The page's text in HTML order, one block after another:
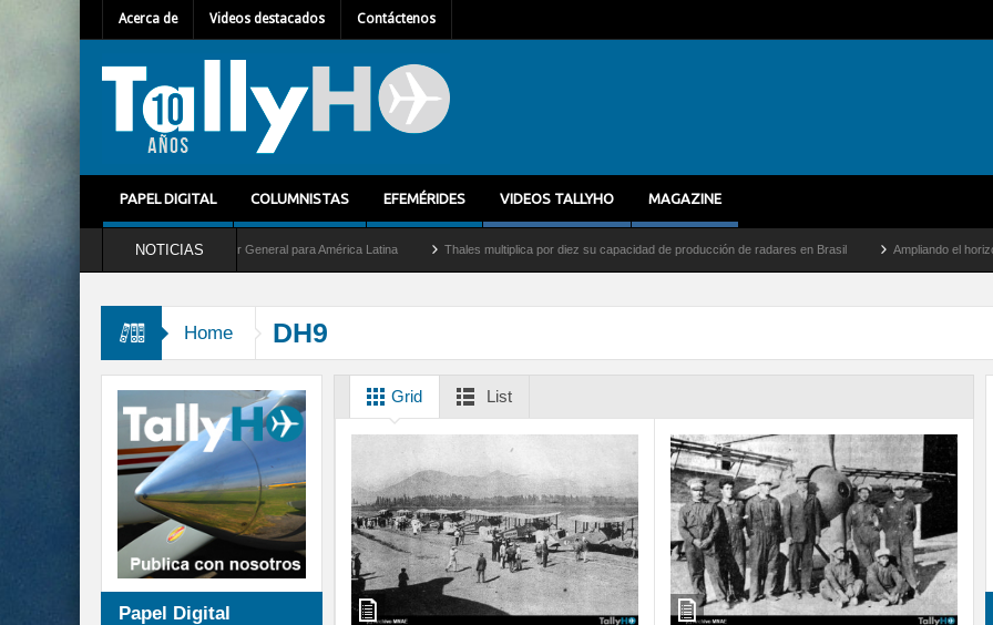
Acerca de Videos destacados Contáctenos
PAPEL DIGITAL COLUMNISTAS EFEMÉRIDES VIDEOS TALLYHO MAGAZINE
NOTICIAS
Mallet como nuevo Director General para América Latina Thales multiplica por diez su capacidad de producción de radares en Brasil Ampliando el horizonte:
Home DH9
Grid List
Papel Digital